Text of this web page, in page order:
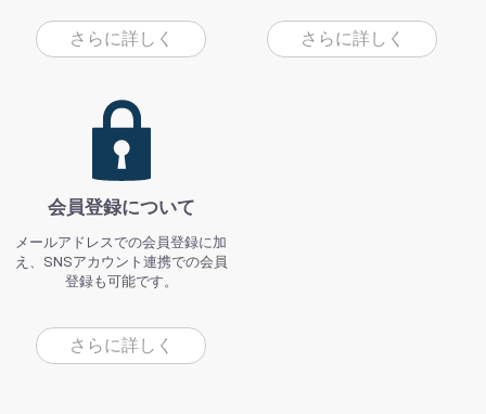
さらに詳しく さらに詳しく
会員登録について
メールアドレスでの会員登録に加
え、SNSアカウント連携での会員
登録も可能です。
さらに詳しく